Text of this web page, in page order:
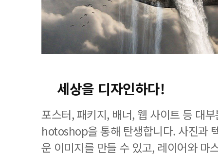
세상을 디자인하다!
포스터, 패키지, 배너, 웹 사이트 등 대
hotoshop을 통해 탄생합니다. 사진과
운 이미지를 만들 수 있고, 레이어와 마